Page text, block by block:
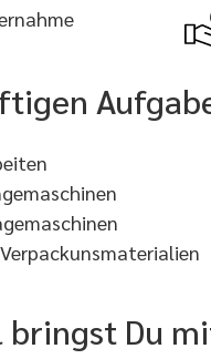
bringst Du